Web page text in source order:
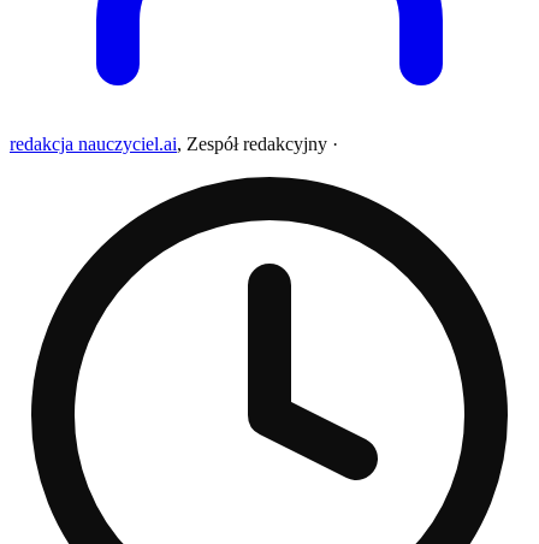
redakcja nauczyciel.ai, Zespół redakcyjny ·